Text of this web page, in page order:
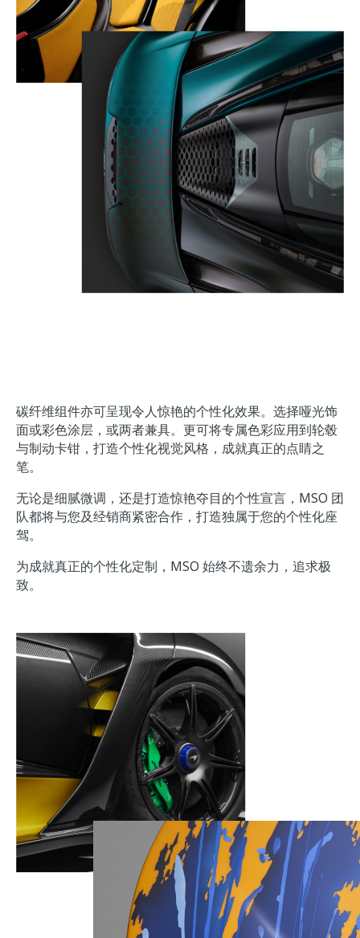
碳纤维组件亦可呈现令人惊艳的个性化效果。选择哑光饰
面或彩色涂层，或两者兼具。更可将专属色彩应用到轮毂
与制动卡钳，打造个性化视觉风格，成就真正的点睛之
笔。
无论是细腻微调，还是打造惊艳夺目的个性宣言，MSO 团
队都将与您及经销商紧密合作，打造独属于您的个性化座
驾。
为成就真正的个性化定制，MSO 始终不遗余力，追求极
致。